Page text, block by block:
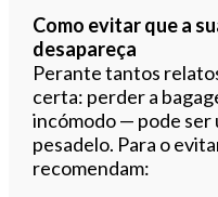
Como evitar que a
desapareça
Perante tantos
certa: perder a
incómodo — pode ser
pesadelo. Para o
recomendam: